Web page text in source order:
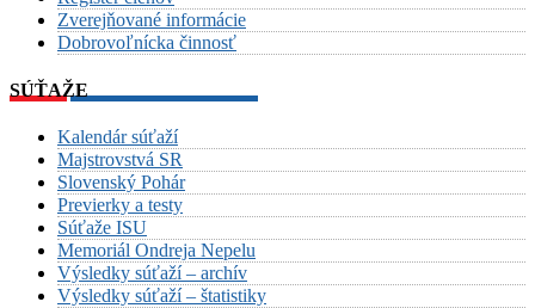
Zverejňované informácie
Dobrovoľnícka činnosť
SÚŤAŽE
Kalendár súťaží
Majstrovstvá SR
Slovenský Pohár
Previerky a testy
Súťaže ISU
Memoriál Ondreja Nepelu
Výsledky súťaží – archív
Výsledky súťaží – štatistiky